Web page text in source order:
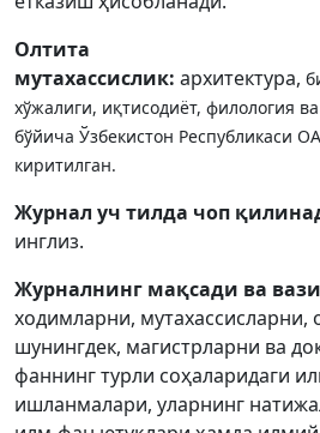
Volume 5_1, 2026
Volume 4_5, 2026
Volume 4_4, 2026
Volume 4_2, 2026
Volume 4_1, 2026
Volume 3_5, 2026
Volume 3_4, 2026
Volume 3_3, 2026
Олтита
мутахассислик: архитектура,
хўжалиги, иқтисодиёт, филология
бўйича Ўзбекистон Республикаси
киритилган.
Журнал уч тилда чоп
инглиз.
Журналнинг мақсади ва
ходимларни, мутахассисларни,
шунингдек, магистрларни ва
фаннинг турли соҳаларидаги
ишланмалари, уларнинг